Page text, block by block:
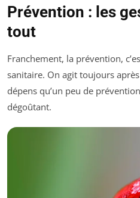
Prévention : les
tout
Franchement, la prévention,
sanitaire. On agit toujours
dépens qu’un peu de
dégoûtant.